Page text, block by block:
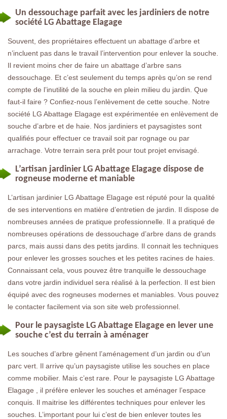
Un dessouchage parfait avec les jardiniers de notre
société LG Abattage Elagage
Souvent, des propriétaires effectuent un abattage d’arbre et
n’incluent pas dans le travail l’intervention pour enlever la souche.
Il revient moins cher de faire un abattage d’arbre sans
dessouchage. Et c’est seulement du temps après qu’on se rend
compte de l’inutilité de la souche en plein milieu du jardin. Que
faut-il faire ? Confiez-nous l’enlèvement de cette souche. Notre
société LG Abattage Elagage est expérimentée en enlèvement de
souche d’arbre et de haie. Nos jardiniers et paysagistes sont
qualifiés pour effectuer ce travail soit par rognage ou par
arrachage. Votre terrain sera prêt pour tout projet envisagé.
L’artisan jardinier LG Abattage Elagage dispose de
rogneuse moderne et maniable
L’artisan jardinier LG Abattage Elagage est réputé pour la qualité
de ses interventions en matière d’entretien de jardin. Il dispose de
nombreuses années de pratique professionnelle. Il a pratiqué de
nombreuses opérations de dessouchage d’arbre dans de grands
parcs, mais aussi dans des petits jardins. Il connait les techniques
pour enlever les grosses souches et les petites racines de haies.
Connaissant cela, vous pouvez être tranquille le dessouchage
dans votre jardin individuel sera réalisé à la perfection. Il est bien
équipé avec des rogneuses modernes et maniables. Vous pouvez
le contacter facilement via son site web professionnel.
Pour le paysagiste LG Abattage Elagage en lever une
souche c’est du terrain à aménager
Les souches d’arbre gênent l’aménagement d’un jardin ou d’un
parc vert. Il arrive qu’un paysagiste utilise les souches en place
comme mobilier. Mais c’est rare. Pour le paysagiste LG Abattage
Elagage , il préfère enlever les souches et aménager l’espace
conquis. Il maitrise les différentes techniques pour enlever les
souches. L’important pour lui c’est de bien enlever toutes les